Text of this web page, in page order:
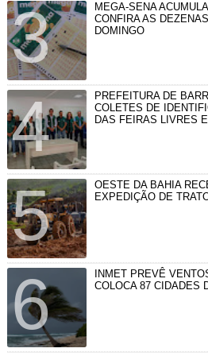
MEGA-SENA
CONFIRA AS
DOMINGO
PREFEITURA DE
COLETES DE
DAS FEIRAS LIVRES
OESTE DA BAHIA
EXPEDIÇÃO DE
INMET PREVÊ
COLOCA 87 CIDADES